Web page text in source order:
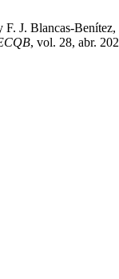
J. Blancas-
, vol. 28, abr.